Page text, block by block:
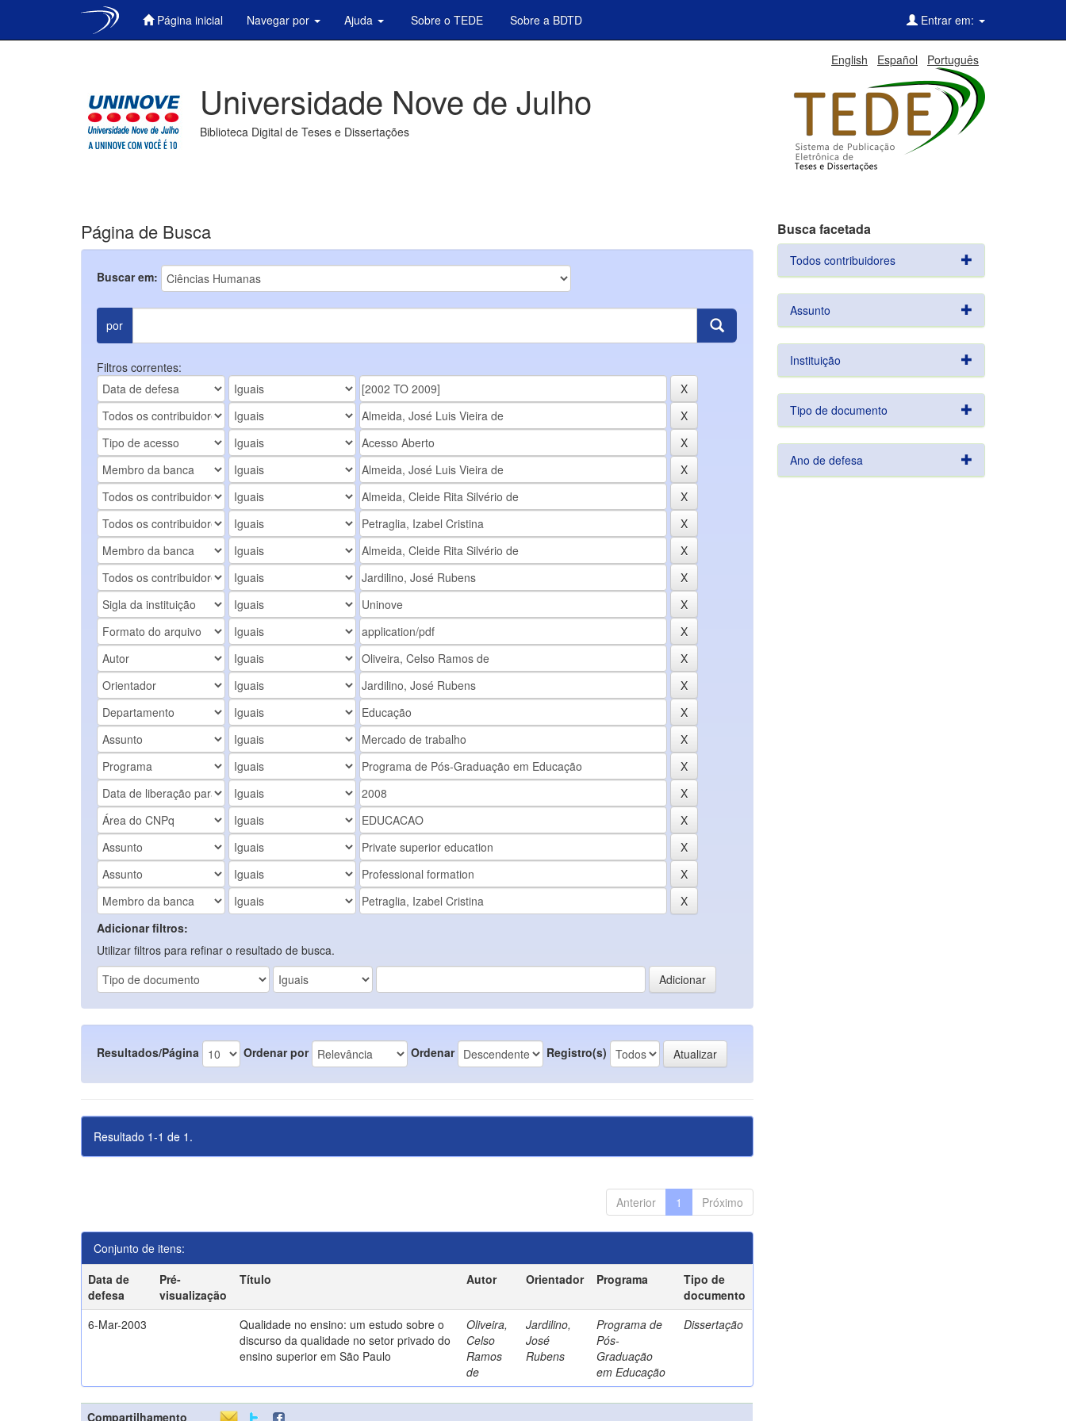
Página inicial Navegar por Ajuda Sobre o TEDE Sobre a BDTD Entrar em:
English Español Português
Universidade Nove de Julho
Biblioteca Digital de Teses e Dissertações
Página de Busca
Buscar em:
por
Filtros correntes:
Adicionar filtros:
Utilizar filtros para refinar o resultado de busca.
Resultados/Página Ordenar por Ordenar Registro(s)
Resultado 1-1 de 1.
Anterior 1 Próximo
Conjunto de itens:
Data de
defesa
Pré-
visualização
Título Autor Orientador Programa
Tipo de
documento
6-Mar-2003
Qualidade no ensino: um estudo sobre o
discurso da qualidade no setor privado do
ensino superior em São Paulo
Oliveira,
Celso
Ramos
de
Jardilino,
José
Rubens
Programa de
Pós-
Graduação
em Educação
Dissertação
Compartilhamento
Busca facetada
Todos contribuidores
Assunto
Instituição
Tipo de documento
Ano de defesa